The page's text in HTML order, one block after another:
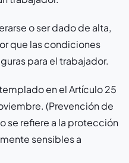
o ser dado de alta,
que las condiciones
para el trabajador.
en el Artículo 25
(Prevención de
se refiere a la protección
sensibles a